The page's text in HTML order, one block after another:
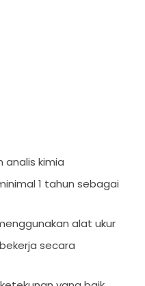
analis kimia
1 tahun sebagai
alat ukur
secara